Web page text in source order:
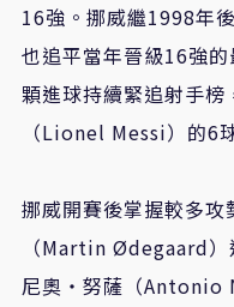
16強。挪威繼1998年
也追平當年晉級16強
顆進球持續緊追射手
（Lionel Messi）的6
挪威開賽後掌握較多
（Martin Ødegaard
尼奧・努薩（Antonio